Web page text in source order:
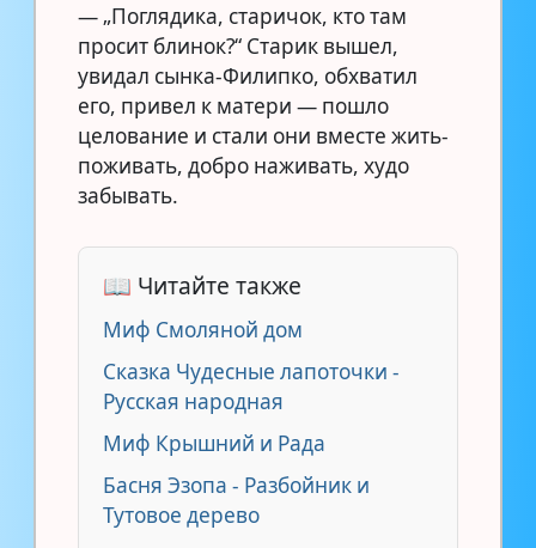
— „Поглядика, старичок, кто там
просит блинок?“ Старик вышел,
увидал сынка-Филипко, обхватил
его, привел к матери — пошло
целование и стали они вместе жить-
поживать, добро наживать, худо
забывать.
📖 Читайте также
Миф Смоляной дом
Сказка Чудесные лапоточки -
Русская народная
Миф Крышний и Рада
Басня Эзопа - Разбойник и
Тутовое дерево